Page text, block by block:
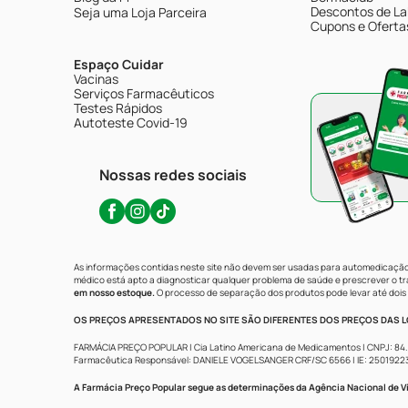
Seja uma Loja Parceira
Espaço Cuidar
Vacinas
Serviços Farmacêuticos
Testes Rápidos
Autoteste Covid-19
Nossas redes sociais
Descontos de
Cupons e
As informações contidas neste site não devem ser usadas para
médico está apto a diagnosticar qualquer problema de saúde e prescrever o
em nosso estoque.O processo de separação dos produtos pode levar até
OS PREÇOS APRESENTADOS NO SITE SÃO DIFERENTES DOS PREÇOS DAS
FARMÁCIA PREÇO POPULAR | Cia Latino Americana de Medicamentos | CNPJ:
Farmacêutica Responsável: DANIELE VOGELSANGER CRF/SC 6566 | IE:
A Farmácia Preço Popular segue as determinações da Agência Nacional de